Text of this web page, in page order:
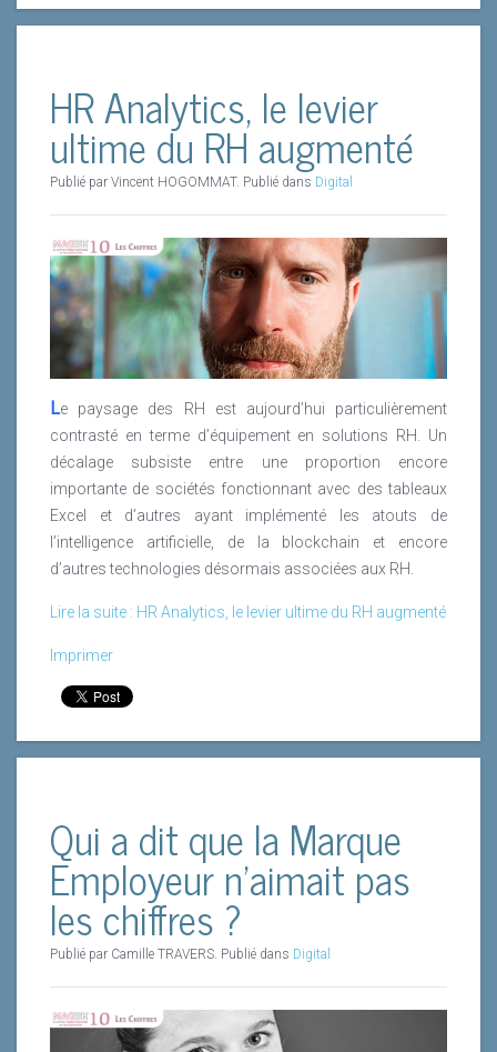
HR Analytics, le levier
ultime du RH augmenté
Publié par Vincent HOGOMMAT. Publié dans Digital
Le paysage des RH est aujourd’hui particulièrement
contrasté en terme d’équipement en solutions RH. Un
décalage subsiste entre une proportion encore
importante de sociétés fonctionnant avec des tableaux
Excel et d’autres ayant implémenté les atouts de
l’intelligence artificielle, de la blockchain et encore
d’autres technologies désormais associées aux RH.
Lire la suite : HR Analytics, le levier ultime du RH augmenté
Imprimer
Qui a dit que la Marque
Employeur n’aimait pas
les chiffres ?
Publié par Camille TRAVERS. Publié dans Digital